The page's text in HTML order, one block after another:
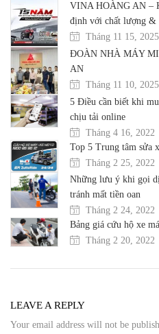
VINA HOÀNG AN –
định với chất lượng &
Tháng 11 15, 2025
ĐOÀN NHÀ MÁY
AN
Tháng 11 10, 2025
5 Điều cần biết khi
chịu tải online
Tháng 4 16, 2022
Top 5 Trung tâm sửa
Tháng 2 25, 2022
Những lưu ý khi gọi
tránh mất tiền oan
Tháng 2 24, 2022
Bảng giá cứu hộ xe
Tháng 2 20, 2022
LEAVE A REPLY
Your email address will not be